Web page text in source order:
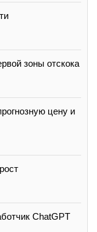
зоны отскока
цену и
ChatGPT